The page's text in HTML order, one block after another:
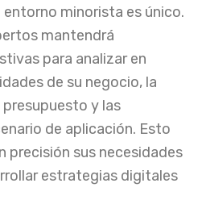
minorista es único.
mantendrá
para analizar en
de su negocio, la
y las
de aplicación. Esto
precisión sus necesidades
estrategias digitales